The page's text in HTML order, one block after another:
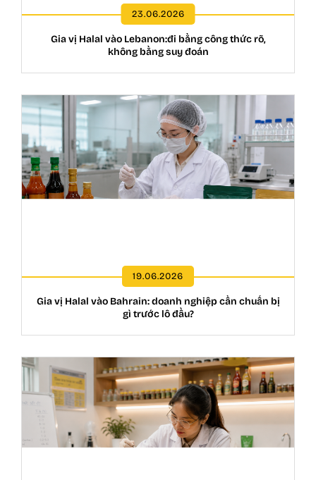
23.06.2026
Gia vị Halal vào Lebanon:đi bằng công thức rõ,
không bằng suy đoán
19.06.2026
Gia vị Halal vào Bahrain: doanh nghiệp cần chuẩn bị
gì trước lô đầu?